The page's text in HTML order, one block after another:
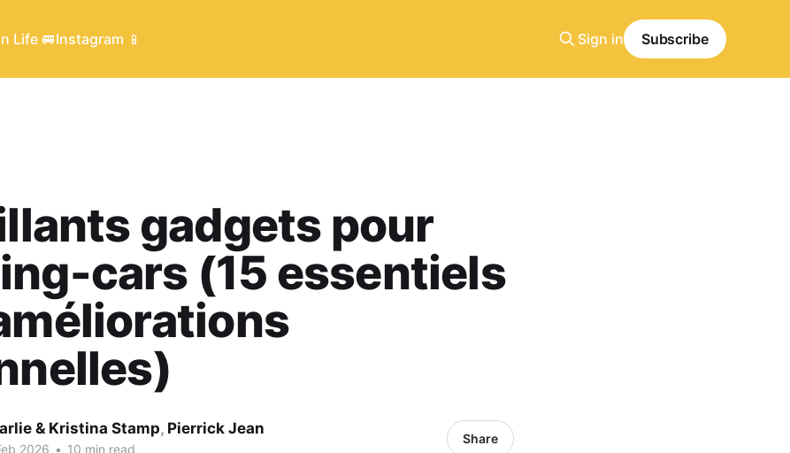
Life 🚐Instagram 📱 Sign in Subscribe
gadgets pour
cars (15 essentiels
& Kristina Stamp, Pierrick Jean
2026 • 10 min read
Share